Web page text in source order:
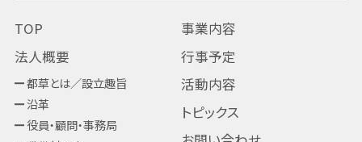
TOP
法人概要
都草とは／設立趣旨
沿革
役員・顧問・事務局
事業内容
行事予定
活動内容
トピックス